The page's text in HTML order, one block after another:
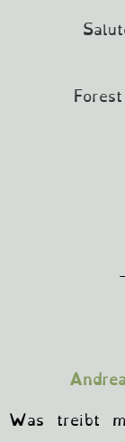
Was treibt